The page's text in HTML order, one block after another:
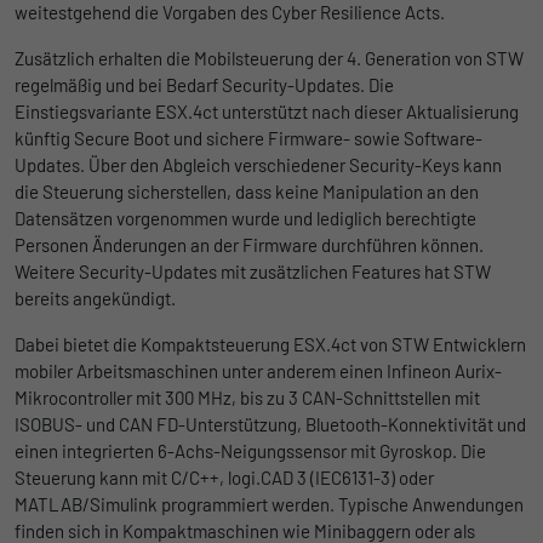
weitestgehend die Vorgaben des Cyber Resilience Acts.
Zusätzlich erhalten die Mobilsteuerung der 4. Generation von STW
regelmäßig und bei Bedarf Security-Updates. Die
Einstiegsvariante ESX.4ct unterstützt nach dieser Aktualisierung
künftig Secure Boot und sichere Firmware- sowie Software-
Updates. Über den Abgleich verschiedener Security-Keys kann
die Steuerung sicherstellen, dass keine Manipulation an den
Datensätzen vorgenommen wurde und lediglich berechtigte
Personen Änderungen an der Firmware durchführen können.
Weitere Security-Updates mit zusätzlichen Features hat STW
bereits angekündigt.
Dabei bietet die Kompaktsteuerung ESX.4ct von STW Entwicklern
mobiler Arbeitsmaschinen unter anderem einen Infineon Aurix-
Mikrocontroller mit 300 MHz, bis zu 3 CAN-Schnittstellen mit
ISOBUS- und CAN FD-Unterstützung, Bluetooth-Konnektivität und
einen integrierten 6-Achs-Neigungssensor mit Gyroskop. Die
Steuerung kann mit C/C++, logi.CAD 3 (IEC6131-3) oder
MATLAB/Simulink programmiert werden. Typische Anwendungen
finden sich in Kompaktmaschinen wie Minibaggern oder als
Zweck
Registriert eine eindeutige ID, die
dazu, wie der Besucher die Website nutzt,
zu generieren.
Name _gat
Anbieter Google
Laufzeit 1 Tag
Zweck
zur Hilfe, um die Anforderungsrate zu
drosseln und die Datenerfassung auf
Websites mit hohem Datenverkehr zu
begrenzen.
Name _gid
Ohne diese Einbindung können die Jobangebote nicht
Name _bms_session
Anbieter Empfehlungsbund
Laufzeit 1 Jahr
Zweck
Wird von Empfehlungsbund.de gesetzt, um
die Session des Besuchers für Bewerbungs-
und Empfehlungsfunktionen zu speichern.
Cookie-Informationen anzeigen
LinkedIn/Marketing
Das LinkedIn Insight Tag wird verwendet, um Besuche und
Aktionen auf unserer Website nachzuverfolgen. Die Daten
helfen uns, die Wirksamkeit von Werbekampagnen zu messen
und interessenbasierte Werbung auf LinkedIn anzuzeigen.
Name li_gc
LinkedIn
Laufzeit 6 Monate
Zweck
Speichert die Zustimmung der Besucher zur
Verwendung von Cookies für nicht
wesentliche Zwecke.
Cookie-Informationen anzeigen